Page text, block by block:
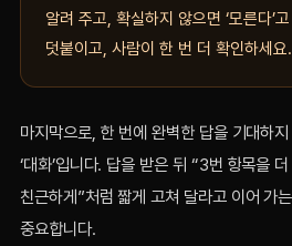
알려 주고, 확실하지 않으면 ‘모른다’
덧붙이고, 사람이 한 번 더 확인하세요.
마지막으로, 한 번에 완벽한 답을 기대하
‘대화’입니다. 답을 받은 뒤 “3번 항목을
친근하게”처럼 짧게 고쳐 달라고 이어 가
중요합니다.